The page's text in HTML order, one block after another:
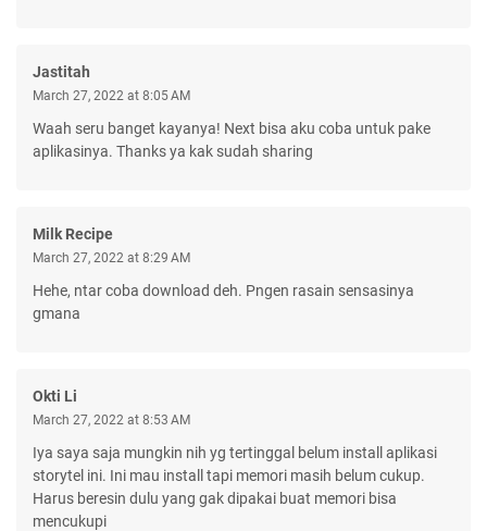
Jastitah
March 27, 2022 at 8:05 AM
Waah seru banget kayanya! Next bisa aku coba untuk pake
aplikasinya. Thanks ya kak sudah sharing
Milk Recipe
March 27, 2022 at 8:29 AM
Hehe, ntar coba download deh. Pngen rasain sensasinya
gmana
Okti Li
March 27, 2022 at 8:53 AM
Iya saya saja mungkin nih yg tertinggal belum install aplikasi
storytel ini. Ini mau install tapi memori masih belum cukup.
Harus beresin dulu yang gak dipakai buat memori bisa
mencukupi